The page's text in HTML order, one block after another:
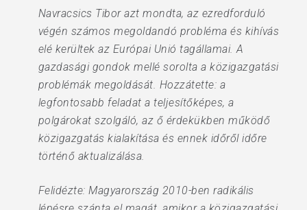
Navracsics Tibor azt mondta, az ezredforduló
végén számos megoldandó probléma és kihívás
elé kerültek az Európai Unió tagállamai. A
gazdasági gondok mellé sorolta a közigazgatási
problémák megoldását. Hozzátette: a
legfontosabb feladat a teljesítőképes, a
polgárokat szolgáló, az ő érdekükben működő
közigazgatás kialakítása és ennek időről időre
történő aktualizálása.
Felidézte: Magyarország 2010-ben radikális